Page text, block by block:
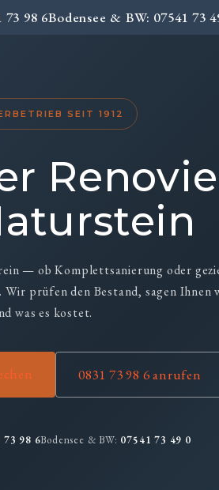
98 6Bodensee & BW: 07541 73
SEIT 1912
— ob Komplettsanierung oder
Wir prüfen den Bestand, sagen Ihnen
was es kostet.
0831 73 98 6 anrufen
73 98 6Bodensee & BW: 07541 73 49 0